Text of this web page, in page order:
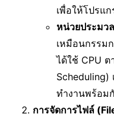
เพื่อให้โปรแ
หน่วยประมว
เหมือนกรรม
ได้ใช้ CPU
Scheduling)
ทำงานพร้อม
การจัดการไฟล์